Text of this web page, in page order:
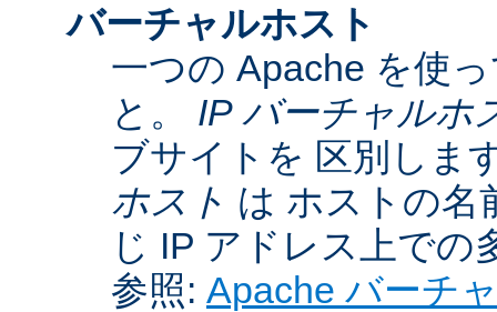
バーチャルホスト
一つの Apache を使
と。 IP バーチャルホ
ブサイトを 区別しま
ホスト は ホストの名
じ IP アドレス上で
参照: Apache バーチ